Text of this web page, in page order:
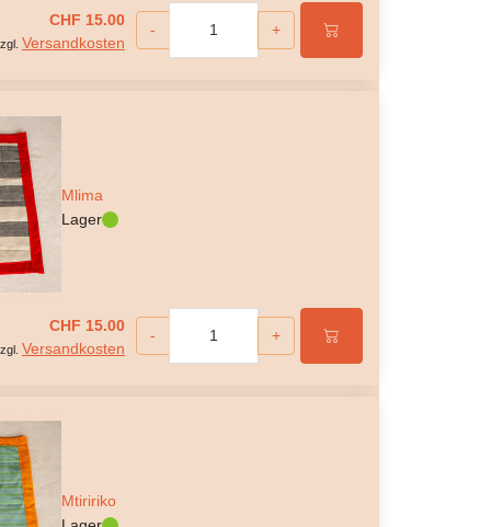
CHF 15.00
Versandkosten
- +
Mlima
Lager
CHF 15.00
Versandkosten
- +
Mtiririko